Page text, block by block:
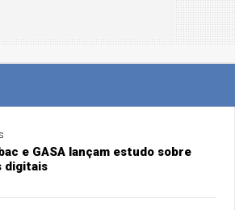
e GASA lançam estudo sobre
digitais